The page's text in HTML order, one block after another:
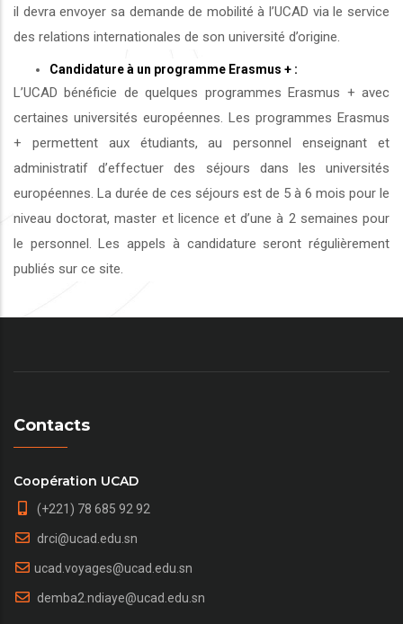
il devra envoyer sa demande de mobilité à l’UCAD via le service
des relations internationales de son université d’origine.
Candidature à un programme Erasmus + :
L’UCAD bénéficie de quelques programmes Erasmus + avec
certaines universités européennes. Les programmes Erasmus
+ permettent aux étudiants, au personnel enseignant et
administratif d’effectuer des séjours dans les universités
européennes. La durée de ces séjours est de 5 à 6 mois pour le
niveau doctorat, master et licence et d’une à 2 semaines pour
le personnel. Les appels à candidature seront régulièrement
publiés sur ce site.
Contacts
Coopération UCAD
(+221) 78 685 92 92
drci@ucad.edu.sn
ucad.voyages@ucad.edu.sn
demba2.ndiaye@ucad.edu.sn